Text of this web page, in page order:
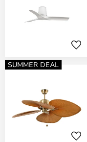
SUMMER DEAL